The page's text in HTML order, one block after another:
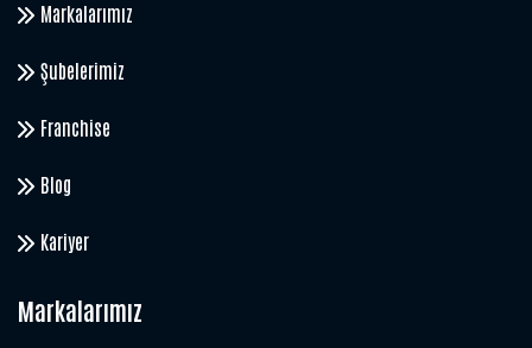
Markalarımız
Şubelerimiz
Franchise
Blog
Kariyer
Markalarımız